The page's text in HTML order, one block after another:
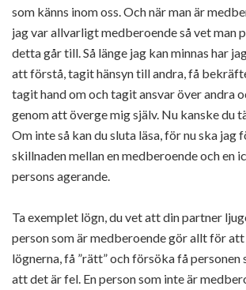
som känns inom oss. Och när man är
jag var allvarligt medberoende så vet man
detta går till. Så länge jag kan minnas har
att förstå, tagit hänsyn till andra, få
tagit hand om och tagit ansvar över andra
genom att överge mig själv. Nu kanske du
Om inte så kan du sluta läsa, för nu ska
skillnaden mellan en medberoende och en
persons agerande.
Ta exemplet lögn, du vet att din partner
person som är medberoende gör allt för att
lögnerna, få ”rätt” och försöka få
att det är fel. En person som inte är